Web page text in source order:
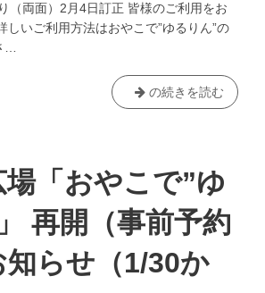
（両面）2月4日訂正 皆様のご利用をお
しいご利用方法はおやこで”ゆるりん”の
…
「お
や
る
り
ん”」
の
お
便
の続きを読む
「おやこで”ゆ
再開（事前予約
らせ（1/30か